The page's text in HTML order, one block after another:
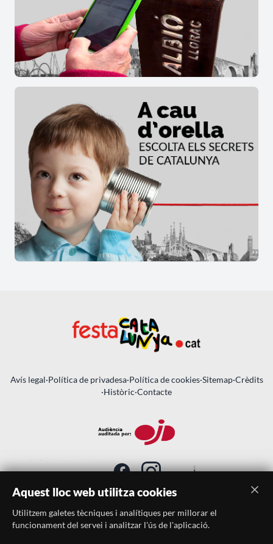
Avís legal·Política de privadesa·Política de cookies·Sitemap·Crèdits
·Històric·Contacte
SUBSCRIU-TE AL BUTLLETÍ
Aquest lloc web utilitza cookies
Utilitzem galetes tècniques i analítiques per millorar el
funcionament del servei i analitzar l'ús de l'aplicació.